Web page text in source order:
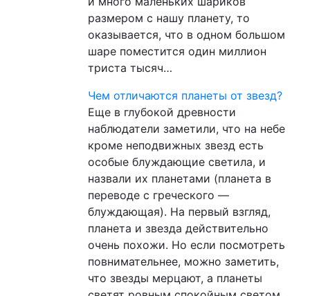
размером с нашу планету, то
оказывается, что в одном большом
шаре поместится один миллион
триста тысяч…
Чем отличаются планеты от звезд?
Еще в глубокой древности
наблюдатели заметили, что на небе
кроме неподвижных звезд есть
особые блуждающие светила, и
назвали их планетами (планета в
переводе с греческого —
блуждающая). На первый взгляд,
планета и звезда действительно
очень похожи. Но если посмотреть
повнимательнее, можно заметить,
что звезды мерцают, а планеты